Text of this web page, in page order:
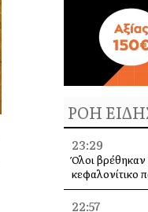
ΡΟΗ
23:29
Όλοι
κεφαλονίτικο
22:57